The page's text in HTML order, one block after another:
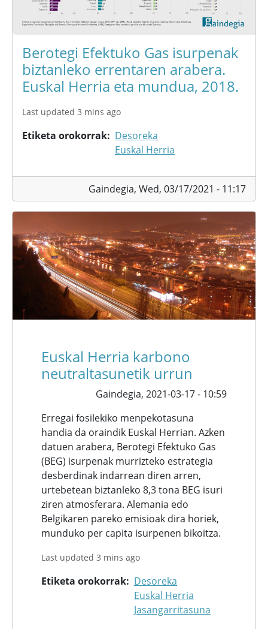
Berotegi Efektuko Gas isurpenak
biztanleko errentaren arabera.
Euskal Herria eta mundua, 2018.
Last updated 3 mins ago
Etiketa orokorrak
Desoreka
Euskal Herria
Gaindegia, Wed, 03/17/2021 - 11:17
Euskal Herria karbono
neutraltasunetik urrun
Gaindegia, 2021-03-17 - 10:59
Erregai fosilekiko menpekotasuna
handia da oraindik Euskal Herrian. Azken
datuen arabera, Berotegi Efektuko Gas
(BEG) isurpenak murrizteko estrategia
desberdinak indarrean diren arren,
urtebetean biztanleko 8,3 tona BEG isuri
ziren atmosferara. Alemania edo
Belgikaren pareko emisioak dira horiek,
munduko per capita isurpenen bikoitza.
Last updated 3 mins ago
Etiketa orokorrak
Desoreka
Euskal Herria
Jasangarritasuna